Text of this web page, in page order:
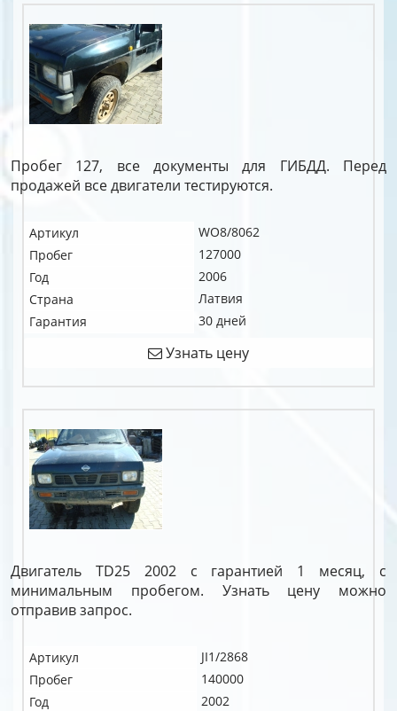
Пробег 127, все документы для ГИБДД. Перед
продажей все двигатели тестируются.
Артикул
WO8/8062
Пробег
127000
Год
2006
Страна
Латвия
Гарантия
30 дней
Узнать цену
Двигатель TD25 2002 с гарантией 1 месяц, с
минимальным пробегом. Узнать цену можно
отправив запрос.
Артикул
JI1/2868
Пробег
140000
Год
2002